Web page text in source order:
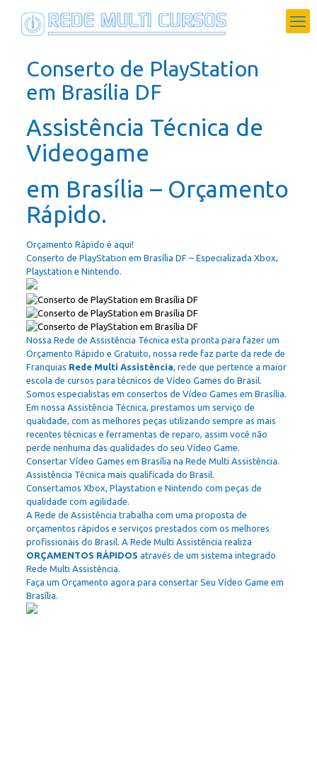
Conserto de PlayStation
em Brasília DF
Assistência Técnica de
Videogame
em Brasília – Orçamento
Rápido.
Orçamento Rápido é aqui!
Conserto de PlayStation em Brasília DF – Especializada Xbox,
Playstation e Nintendo.
Nossa Rede de Assistência Técnica esta pronta para fazer um
Orçamento Rápido e Gratuito, nossa rede faz parte da rede de
Franquias Rede Multi Assistência, rede que pertence a maior
escola de cursos para técnicos de Vídeo Games do Brasil.
Somos especialistas em consertos de Vídeo Games em Brasília.
Em nossa Assistência Técnica, prestamos um serviço de
qualidade, com as melhores peças utilizando sempre as mais
recentes técnicas e ferramentas de reparo, assim você não
perde nenhuma das qualidades do seu Vídeo Game.
Consertar Vídeo Games em Brasília na Rede Multi Assistência.
Assistência Técnica mais qualificada do Brasil.
Consertamos Xbox, Playstation e Nintendo com peças de
qualidade com agilidade.
A Rede de Assistência trabalha com uma proposta de
orçamentos rápidos e serviços prestados com os melhores
profissionais do Brasil. A Rede Multi Assistência realiza
ORÇAMENTOS RÁPIDOS através de um sistema integrado
Rede Multi Assistência.
Faça um Orçamento agora para consertar Seu Vídeo Game em
Brasília.